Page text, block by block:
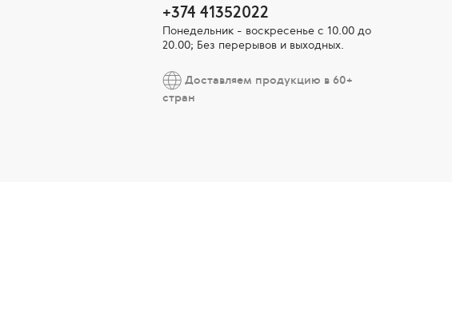
+374 41352022
Понедельник - воскресенье с 10.00 до
20.00; Без перерывов и выходных.
Доставляем продукцию в 60+
стран